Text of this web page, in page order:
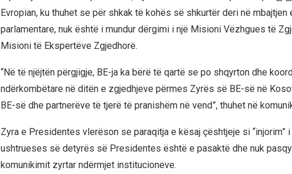
Evropian, ku thuhet se për shkak të kohës së shkurtër deri në mbajtjen
parlamentare, nuk është i mundur dërgimi i një Misioni Vëzhgues të
Misioni të Ekspertëve Zgjedhorë.
“Në të njëjtën përgjigje, BE-ja ka bërë të qartë se po shqyrton dhe
ndërkombëtare në ditën e zgjedhjeve përmes Zyrës së BE-së në
BE-së dhe partnerëve të tjerë të pranishëm në vend”, thuhet në
Zyra e Presidentes vlerëson se paraqitja e kësaj çështjeje si “injorim”
ushtrueses së detyrës së Presidentes është e pasaktë dhe nuk
komunikimit zyrtar ndërmjet institucioneve.